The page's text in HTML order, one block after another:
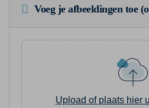
Voeg je afbeeldingen toe
Upload of plaats hier